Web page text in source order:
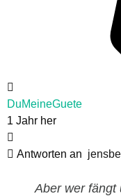
DuMeineGuete
1 Jahr her
Antworten an
Aber wer fängt